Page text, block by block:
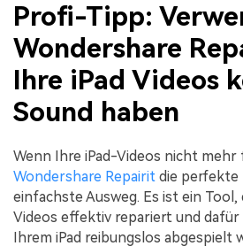
Profi-Tipp:
Wondershare
Ihre iPad Videos
Sound haben
Wenn Ihre iPad-Videos nicht
Wondershare Repairit die perfekte
einfachste Ausweg. Es ist ein Tool,
Videos effektiv repariert und dafür
Ihrem iPad reibungslos abgespielt